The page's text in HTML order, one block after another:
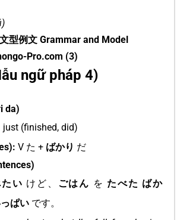
型例文 Grammar and Model
Pro.com (3)
ngữ pháp 4)
da)
just (finished, did)
V た + ばかり だ
い けど、 ごはん を たべた ばか
ぱい です。